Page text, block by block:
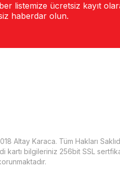
listemize ücretsiz kayıt
haberdar olun.
Altay Karaca. Tüm Hakları
kartı bilgileriniz 256bit SSL